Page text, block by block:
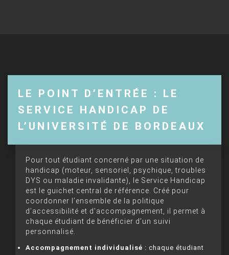
LE POINT D’ENTRÉE : LE
SERVICE HANDICAP DE
L’UNIVERSITÉ DE BORDEAUX
Pour tout étudiant concerné par une situation de
handicap (moteur, sensoriel, psychique, troubles
DYS ou maladie invalidante), le Service Handicap
est le guichet central de référence. Créé pour
coordonner l’ensemble de la politique
d’accessibilité et d’accompagnement, il permet à
chaque étudiant de bénéficier d’un suivi
personnalisé.
Accompagnement individualisé : chaque étudiant